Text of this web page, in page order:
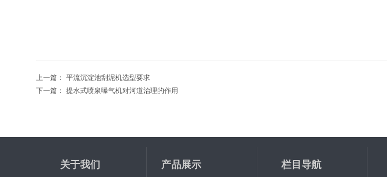
上一篇： 平流沉淀池刮泥机选型要求
下一篇： 提水式喷泉曝气机对河道治理的作用
关于我们 产品展示 栏目导航